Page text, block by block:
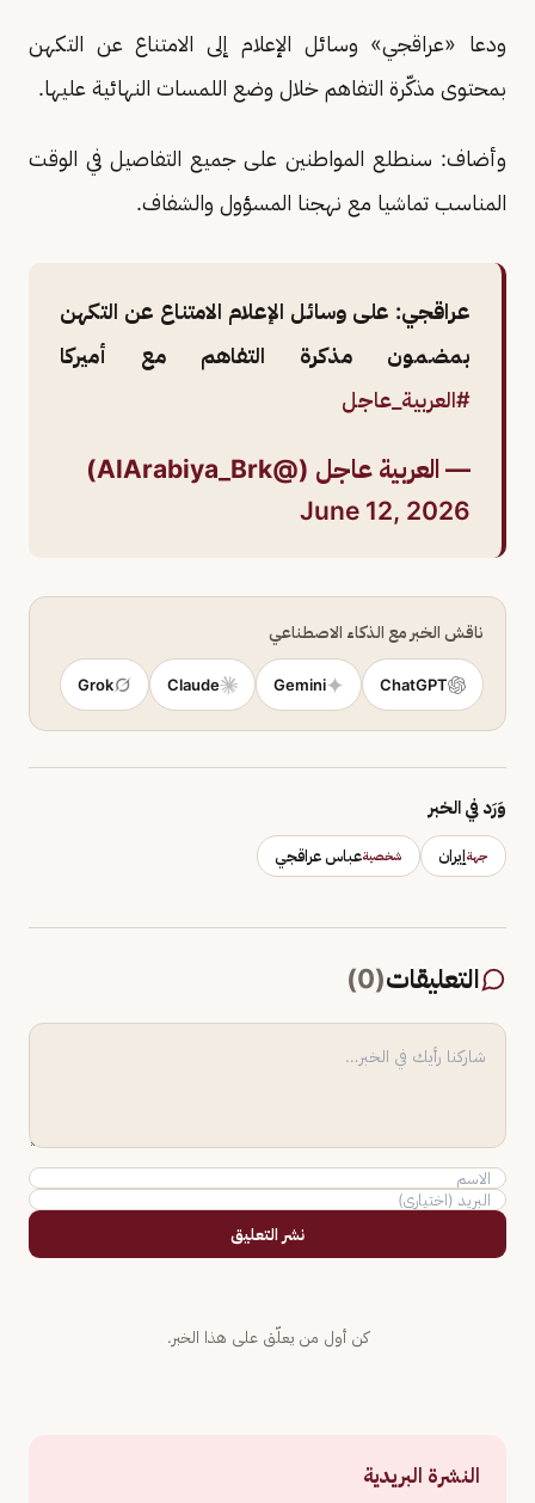
ودعا «عراقجي» وسائل الإعلام إلى الامتناع عن التكهن
بمحتوى مذكّرة التفاهم خلال وضع اللمسات النهائية عليها.
وأضاف: سنطلع المواطنين على جميع التفاصيل في الوقت
المناسب تماشيا مع نهجنا المسؤول والشفاف.
عراقجي: على وسائل الإعلام الامتناع عن التكهن
بمضمون مذكرة التفاهم مع أميركا
#العربية_عاجل
— العربية عاجل (@AlArabiya_Brk)
June 12, 2026
ناقش الخبر مع الذكاء الاصطناعي
ChatGPT
Gemini
Claude
Grok
وَرَد في الخبر
جهةإيران شخصيةعباس عراقجي
التعليقات(
0
)
نشر التعليق
كن أول من يعلّق على هذا الخبر.
النشرة البريدية